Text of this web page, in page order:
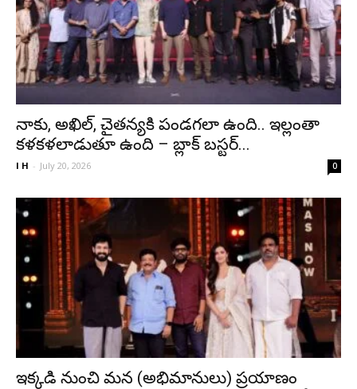
నాకు, అఖిల్, చైతన్యకి పండగలా ఉంది.. ఇల్లంతా
కళకళలాడుతూ ఉంది – బ్లాక్ బస్టర్...
I H - July 20, 2026 0
ఇక్కడి నుంచి మన (అభిమానులు) ప్రయాణం